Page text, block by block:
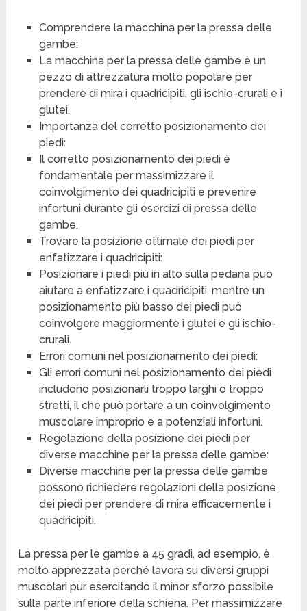
Comprendere la macchina per la pressa delle
gambe:
La macchina per la pressa delle gambe è un
pezzo di attrezzatura molto popolare per
prendere di mira i quadricipiti, gli ischio-crurali e i
glutei.
Importanza del corretto posizionamento dei
piedi:
Il corretto posizionamento dei piedi è
fondamentale per massimizzare il
coinvolgimento dei quadricipiti e prevenire
infortuni durante gli esercizi di pressa delle
gambe.
Trovare la posizione ottimale dei piedi per
enfatizzare i quadricipiti:
Posizionare i piedi più in alto sulla pedana può
aiutare a enfatizzare i quadricipiti, mentre un
posizionamento più basso dei piedi può
coinvolgere maggiormente i glutei e gli ischio-
crurali.
Errori comuni nel posizionamento dei piedi:
Gli errori comuni nel posizionamento dei piedi
includono posizionarli troppo larghi o troppo
stretti, il che può portare a un coinvolgimento
muscolare improprio e a potenziali infortuni.
Regolazione della posizione dei piedi per
diverse macchine per la pressa delle gambe:
Diverse macchine per la pressa delle gambe
possono richiedere regolazioni della posizione
dei piedi per prendere di mira efficacemente i
quadricipiti.
La pressa per le gambe a 45 gradi, ad esempio, è
molto apprezzata perché lavora su diversi gruppi
muscolari pur esercitando il minor sforzo possibile
sulla parte inferiore della schiena. Per massimizzare